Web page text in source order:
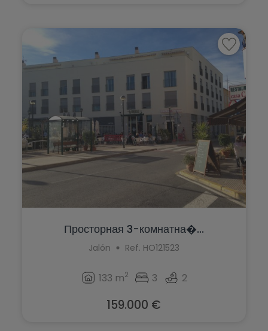
Relleu
Rojales
San Miguel de Salinas
San Pedro del Pinatar
Santa Pola
Sax
Polop
Ráfol de Almunia
Relleu
Rojales
Sagra
San Miguel de Salinas
Santa PolaПросторная 3-комнатна�...
Jalón Ref. HO121523
133 m2 3 2
159.000 €